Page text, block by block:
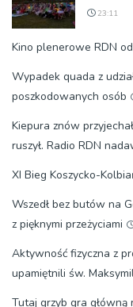
23:11
Kino plenerowe RDN
Wypadek quada z
poszkodowanych osób
Kiepura znów
ruszył. Radio RDN
XI Bieg Koszycko-
Wszedł bez butów na
z pięknymi przeżyciami
Aktywność fizyczna z
upamiętnili św.
Tutaj grzyb gra główną